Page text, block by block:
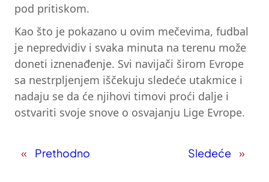
pod pritiskom.
Kao što je pokazano u ovim mečevima, fudbal
je nepredvidiv i svaka minuta na terenu može
doneti iznenađenje. Svi navijači širom Evrope
sa nestrpljenjem iščekuju sledeće utakmice i
nadaju se da će njihovi timovi proći dalje i
ostvariti svoje snove o osvajanju Lige Evrope.
« Prethodno Sledeće »